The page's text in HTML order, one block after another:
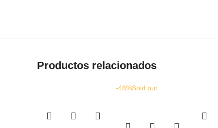
Productos relacionados
-46%Sold out